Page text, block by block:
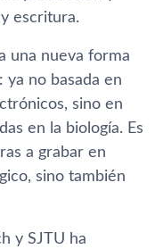
escritura.
una nueva forma
no basada en
sino en
en la biología. Es
a grabar en
sino también
y SJTU ha